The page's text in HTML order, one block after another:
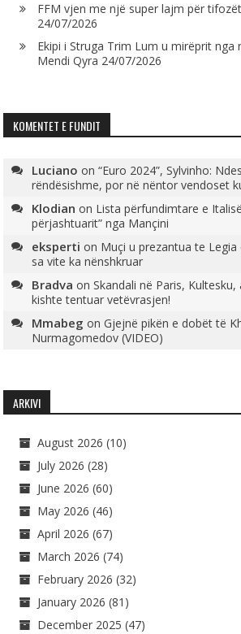
FFM vjen me një super lajm për
24/07/2026
Ekipi i Struga Trim Lum u mirëprit nga
Mendi Qyra 24/07/2026
KOMENTET E FUNDIT
Luciano on“Euro 2024”, Sylvinho:
rëndësishme, por në nëntor vendoset
Klodian on Lista përfundimtare e
përjashtuarit” nga Mançini
eksperti on Muçi u prezantua te Legia
sa vite ka nënshkruar
Bradva onSkandali në Paris,
kishte tentuar vetëvrasjen!
Mmabeg onGjejnë pikën e dobët të
Nurmagomedov (VIDEO)
ARKIVI
August 2026 (10)
July 2026 (28)
June 2026 (60)
May 2026 (46)
April 2026 (67)
March 2026 (74)
February 2026 (32)
January 2026 (81)
December 2025 (47)